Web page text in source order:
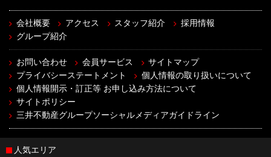
会社概要 アクセス スタッフ紹介
採用情報
グループ紹介
お問い合わせ 会員サービス
サイトマップ
プライバシーステートメント
個人情報の取り扱いについて
個人情報開示・訂正等 お申し込み方法について
サイトポリシー
三井不動産グループソーシャルメディアガイドライン
人気エリア